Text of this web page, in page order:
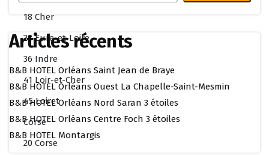
18 Cher
28 Eure-et-Loire
36 Indre
41 Loir-et-Cher
45 Loiret
Corse
20 Corse
Articles récents
B&B HOTEL Orléans Saint Jean de Braye
B&B HOTEL Orléans Ouest La Chapelle-Saint-Mesmin
B&B HOTEL Orléans Nord Saran 3 étoiles
B&B HOTEL Orléans Centre Foch 3 étoiles
B&B HOTEL Montargis